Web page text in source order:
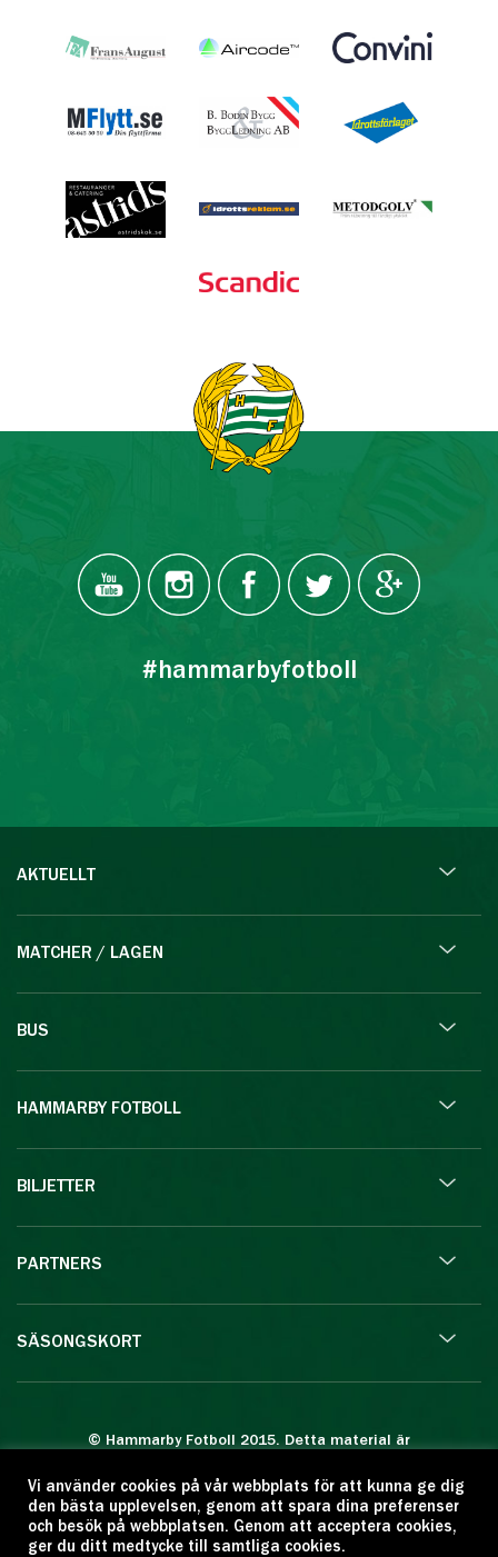
#hammarbyfotboll
AKTUELLT
MATCHER / LAGEN
BUS
HAMMARBY FOTBOLL
BILJETTER
PARTNERS
SÄSONGSKORT
© Hammarby Fotboll 2015. Detta material är
Eftertryck eller annan kopiering är förbjuden.
Citera oss gärna men ange källan:
www.hammarbyfotboll.se. Ansvarig utgivare:
Vi använder cookies på vår webbplats för att kunna ge dig
den bästa upplevelsen, genom att spara dina preferenser
och besök på webbplatsen. Genom att acceptera cookies,
ger du ditt medtycke till samtliga cookies.